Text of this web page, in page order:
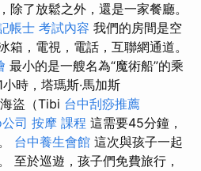
除了放鬆之外，還是一家餐廳。
帳士 考試內容 我們的房間是空
箱，電視，電話，互聯網通道。
最小的是一艘名為“魔術船”的乘
時，塔瑪斯·馬加斯
盜（Tibi 台中刮痧推薦
司 按摩 課程 這需要45分鐘，
台中養生會館 這次與孩子一起
至於巡遊，孩子們免費旅行，